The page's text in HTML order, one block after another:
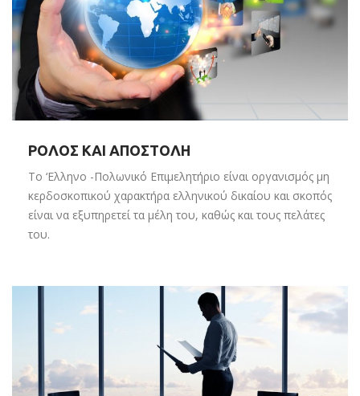
ΡΟΛΟΣ ΚΑΙ ΑΠΟΣΤΟΛΗ
Το ‘Eλληνο -Πολωνικό Επιμελητήριο είναι οργανισμός μη
κερδοσκοπικού χαρακτήρα ελληνικού δικαίου και σκοπός
είναι να εξυπηρετεί τα μέλη του, καθώς και τους πελάτες
του.